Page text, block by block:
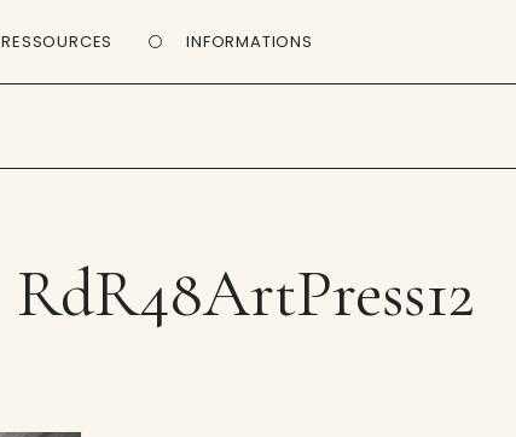
RESSOURCES INFORMATIONS
RdR48ArtPress12